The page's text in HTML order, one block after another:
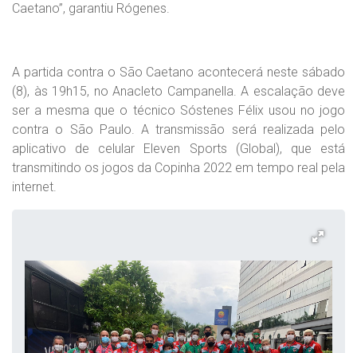
Caetano”, garantiu Rógenes.
A partida contra o São Caetano acontecerá neste sábado
(8), às 19h15, no Anacleto Campanella. A escalação deve
ser a mesma que o técnico Sóstenes Félix usou no jogo
contra o São Paulo. A transmissão será realizada pelo
aplicativo de celular Eleven Sports (Global), que está
transmitindo os jogos da Copinha 2022 em tempo real pela
internet.